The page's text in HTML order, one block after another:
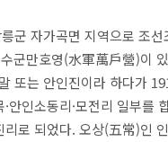
군 자가곡면 지역으로 조
군만호영(水軍萬戶營)이
또는 안인진이라 하다가
안인소동리·모전리 일부를
리로 되었다. 오상(五常)인